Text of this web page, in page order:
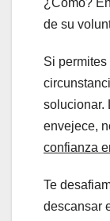
¿Cómo?
de su
Si
solucionar.
envejece,
confianza
Te
descansar